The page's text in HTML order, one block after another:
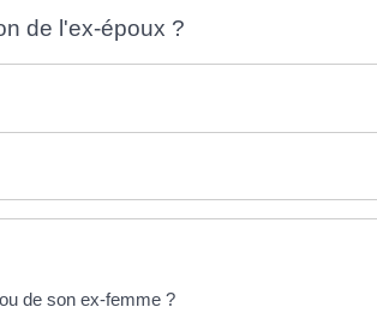
de l'ex-époux ?
de son ex-femme ?